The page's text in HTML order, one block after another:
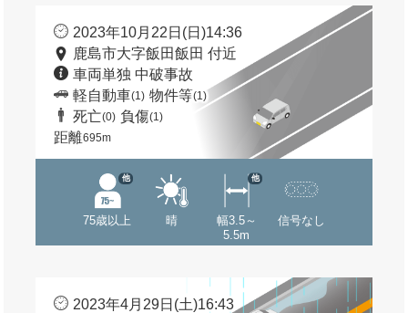
2023年10月22日(日)14:36
鹿島市大字飯田飯田 付近
車両単独 中破事故
軽自動車(1) 物件等(1)
死亡(0) 負傷(1)
距離695m
75歳以上
他
晴
幅3.5～
5.5m
他
信号なし
2023年4月29日(土)16:43